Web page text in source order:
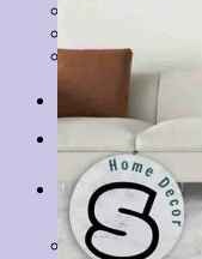
Tranh Thuỷ Mặc
Tin tức
Giỏ hàng
Chưa có sản